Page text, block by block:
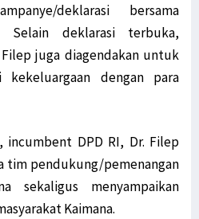
deklarasi bersama
Selain deklarasi terbuka,
juga diagendakan untuk
kekeluargaan dengan para
incumbent DPD RI, Dr. Filep
tim pendukung/pemenangan
sekaligus menyampaikan
Kaimana.